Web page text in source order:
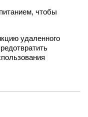
чтобы
удаленного